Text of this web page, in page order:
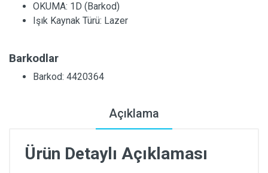
OKUMA: 1D (Barkod)
Işık Kaynak Türü: Lazer
Barkodlar
Barkod: 4420364
Açıklama
Ürün Detaylı Açıklaması